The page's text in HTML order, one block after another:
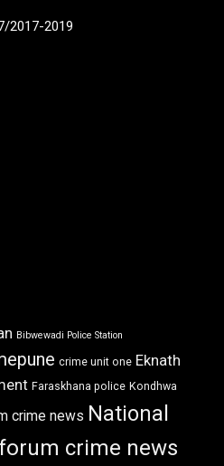
2017-2019
Bibwewadi Police Station
crime unit one Eknath
Faraskhana police Kondhwa
crime news National
crime news